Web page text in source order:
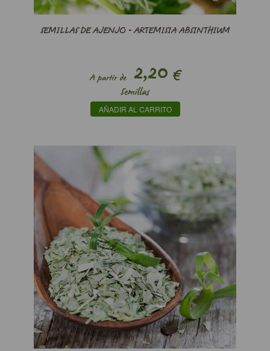
SEMILLAS DE AJENJO - ARTEMISIA ABSINTHIUM
A partir de2,20 €
Semillas
AÑADIR AL CARRITO